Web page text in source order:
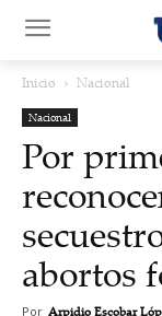
Inicio Nacional
Nacional
Por
abortos
Por Arpidio Escobar